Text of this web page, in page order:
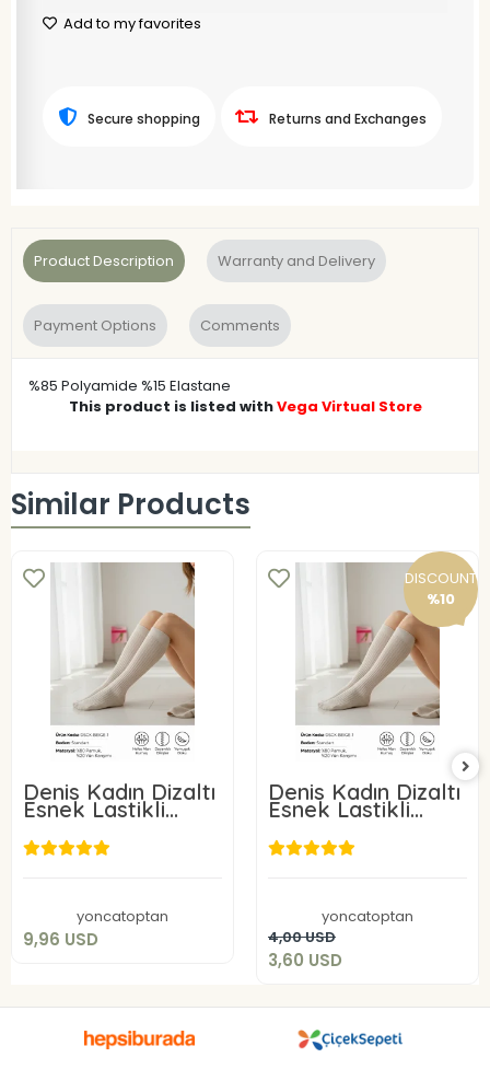
Add to my favorites
Secure shopping Returns and Exchanges
Product Description Warranty and Delivery
Payment Options Comments
%85 Polyamide %15 Elastane
This product is listed withVega Virtual Store
Similar Products
Denis Kadın Dizaltı
Esnek Lastikli
Çorap Bej Rengi 3
Adet
yoncatoptan
9,96 USD
9,96 USD
DISCOUNT
%10
Denis Kadın Dizaltı
Esnek Lastikli
Çorap Bej Rengi
yoncatoptan
4,00 USD
3,60 USD
Add to cart